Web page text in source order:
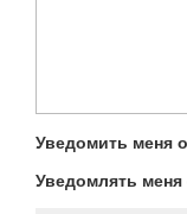
Уведомить меня
Уведомлять меня